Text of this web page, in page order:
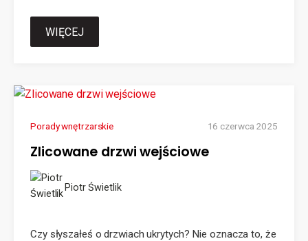
WIĘCEJ
Porady wnętrzarskie 16 czerwca 2025
Zlicowane drzwi wejściowe
Piotr Świetlik
Czy słyszałeś o drzwiach ukrytych? Nie oznacza to, że